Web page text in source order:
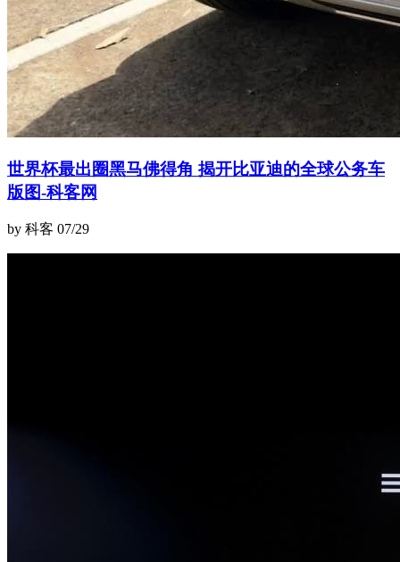
世界杯最出圈黑马佛得角 揭开比亚迪的全球公务车
版图-科客网
by 科客 07/29